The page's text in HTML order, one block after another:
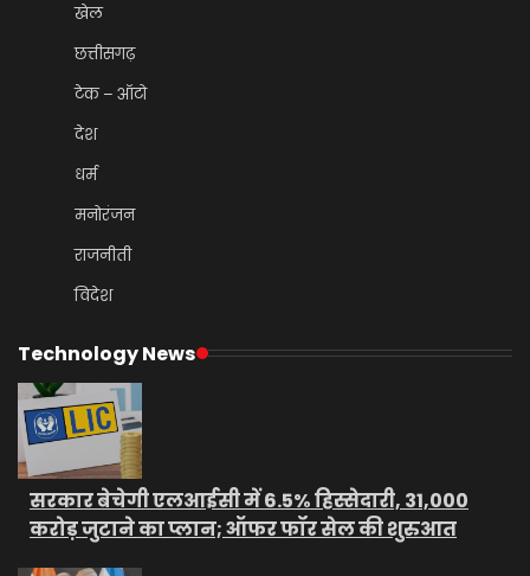
खेल
छत्तीसगढ़
टेक – ऑटो
देश
धर्म
मनोरंजन
राजनीती
विदेश
Technology News
सरकार बेचेगी एलआईसी में 6.5% हिस्सेदारी, 31,000
करोड़ जुटाने का प्लान; ऑफर फॉर सेल की शुरुआत